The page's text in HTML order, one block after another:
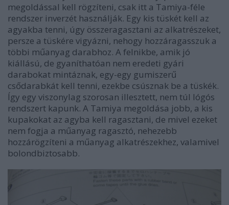
megoldással kell rögzíteni, csak itt a Tamiya-féle
rendszer inverzét használják. Egy kis tüskét kell az
agyakba tenni, úgy összeragasztani az alkatrészeket,
persze a tüskére vigyázni, nehogy hozzáragasszuk a
többi műanyag darabhoz. A felnikbe, amik jó
kiállású, de gyaníthatóan nem eredeti gyári
darabokat mintáznak, egy-egy gumiszerű
csődarabkát kell tenni, ezekbe csúsznak be a tüskék.
Így egy viszonylag szorosan illesztett, nem túl lógós
rendszert kapunk. A Tamiya megoldása jobb, a kis
kupakokat az agyba kell ragasztani, de mivel ezeket
nem fogja a műanyag ragasztó, nehezebb
hozzárögzíteni a műanyag alkatrészekhez, valamivel
bolondbiztosabb.